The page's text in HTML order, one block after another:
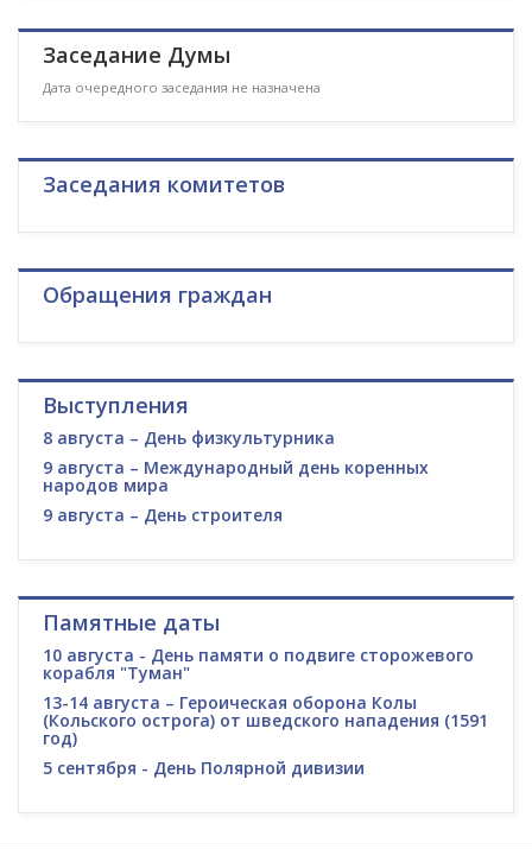
Заседание Думы
Дата очередного заседания не назначена
Заседания комитетов
Обращения граждан
Выступления
8 августа – День физкультурника
9 августа – Международный день коренных
народов мира
9 августа – День строителя
Памятные даты
10 августа - День памяти о подвиге сторожевого
корабля "Туман"
13-14 августа – Героическая оборона Колы
(Кольского острога) от шведского нападения (1591
год)
5 сентября - День Полярной дивизии